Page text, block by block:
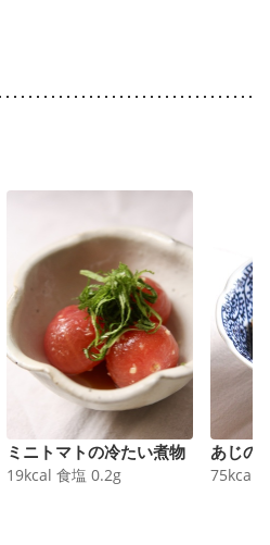
ミニトマトの冷たい煮物
19kcal 食塩 0.2g
あじの
75kcal